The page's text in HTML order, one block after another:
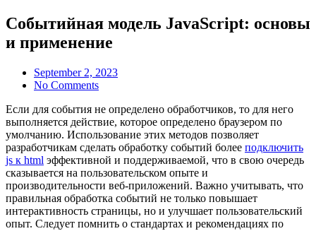
Событийная модель JavaScript: основы
и применение
September 2, 2023
No Comments
Если для события не определено обработчиков, то для него
выполняется действие, которое определено браузером по
умолчанию. Использование этих методов позволяет
разработчикам сделать обработку событий более подключить
js к html эффективной и поддерживаемой, что в свою очередь
сказывается на пользовательском опыте и
производительности веб-приложений. Важно учитывать, что
правильная обработка событий не только повышает
интерактивность страницы, но и улучшает пользовательский
опыт. Следует помнить о стандартах и рекомендациях по